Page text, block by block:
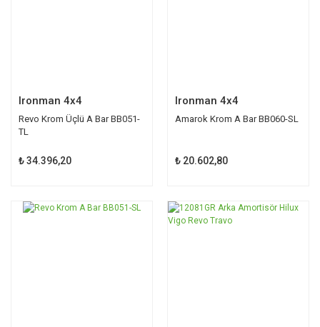
Ironman 4x4
Revo Krom Üçlü A Bar BB051-
TL
₺ 34.396,20
Ironman 4x4
Amarok Krom A Bar BB060-SL
₺ 20.602,80